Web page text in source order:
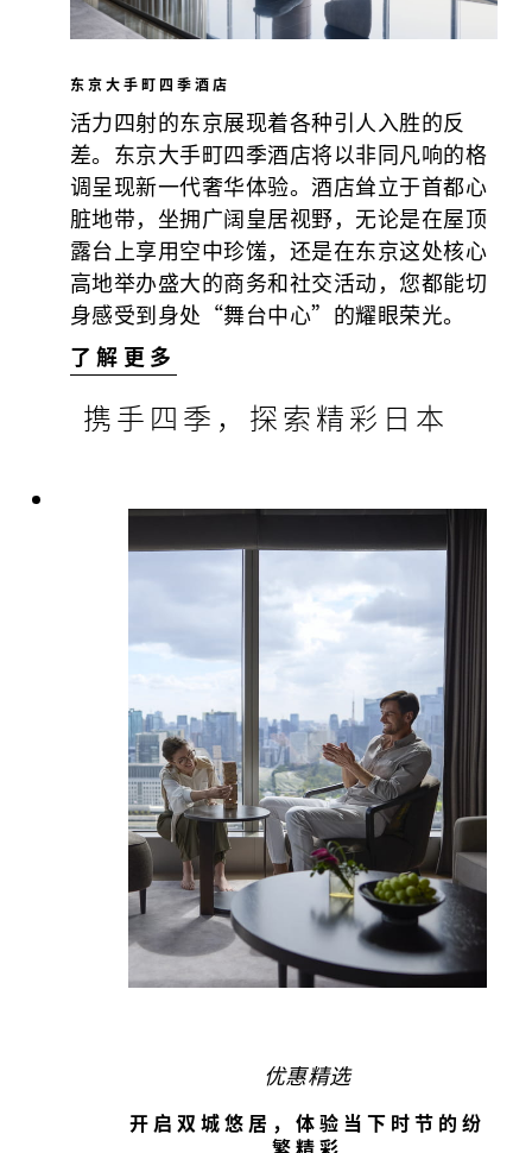
东京大手町四季酒店
活力四射的东京展现着各种引人入胜的反
差。东京大手町四季酒店将以非同凡响的格
调呈现新一代奢华体验。酒店耸立于首都心
脏地带，坐拥广阔皇居视野，无论是在屋顶
露台上享用空中珍馐，还是在东京这处核心
高地举办盛大的商务和社交活动，您都能切
身感受到身处“舞台中心”的耀眼荣光。
了解更多
携手四季，探索精彩日本
优惠精选
开启双城悠居，体验当下时节的纷
繁精彩